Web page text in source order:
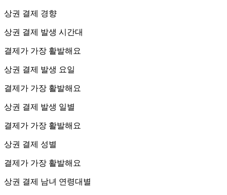
상권 결제 경향
상권 결제 발생 시간대
결제가 가장 활발해요
상권 결제 발생 요일
결제가 가장 활발해요
상권 결제 발생 일별
결제가 가장 활발해요
상권 결제 성별
결제가 가장 활발해요
상권 결제 남녀 연령대별